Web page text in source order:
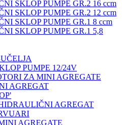
SKLOP PUMPE GR.2 16 ccm
SKLOP PUMPE GR.2 12 ccm
SKLOP PUMPE GR.1 8 ccm
SKLOP PUMPE GR.1 5,8
PUMPE 12/24V
ZA MINI AGREGATE
AGREGAT
AGREGAT
AGREGATE